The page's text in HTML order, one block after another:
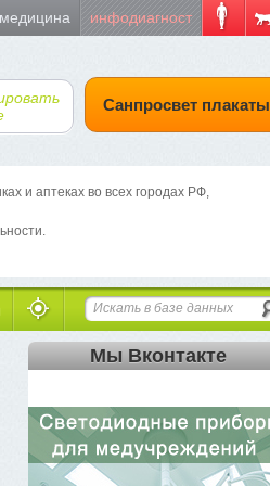
инфодиагност
Санпросвет плакаты
и аптеках во всех городах РФ,
Мы Вконтакте